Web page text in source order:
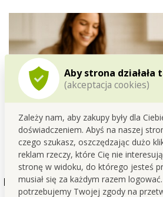
Aby strona działała
(akceptacja cookies)
Zależy nam, aby zakupy były dla
doświadczeniem. Abyś na naszej
czego szukasz, oszczędzając dużo
reklam rzeczy, które Cię nie
stronę w widoku, do którego jesteś
musiał się za każdym razem
potrzebujemy Twojej zgody na
Nierdzewka na długie lata